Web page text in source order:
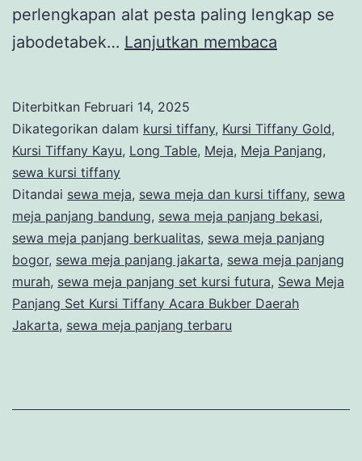
perlengkapan alat pesta paling lengkap se
jabodetabek… Lanjutkan membaca
Set
Kursi
Acara
Bukber
Daerah
Jakarta
Diterbitkan Februari 14, 2025
Dikategorikan dalam kursi tiffany, Kursi Tiffany Gold,
Kursi Tiffany Kayu, Long Table, Meja, Meja Panjang,
sewa kursi tiffany
Ditandai sewa meja, sewa meja dan kursi tiffany, sewa
meja panjang bandung, sewa meja panjang bekasi,
sewa meja panjang berkualitas, sewa meja panjang
bogor, sewa meja panjang jakarta, sewa meja panjang
murah, sewa meja panjang set kursi futura, Sewa Meja
Panjang Set Kursi Tiffany Acara Bukber Daerah
Jakarta, sewa meja panjang terbaru